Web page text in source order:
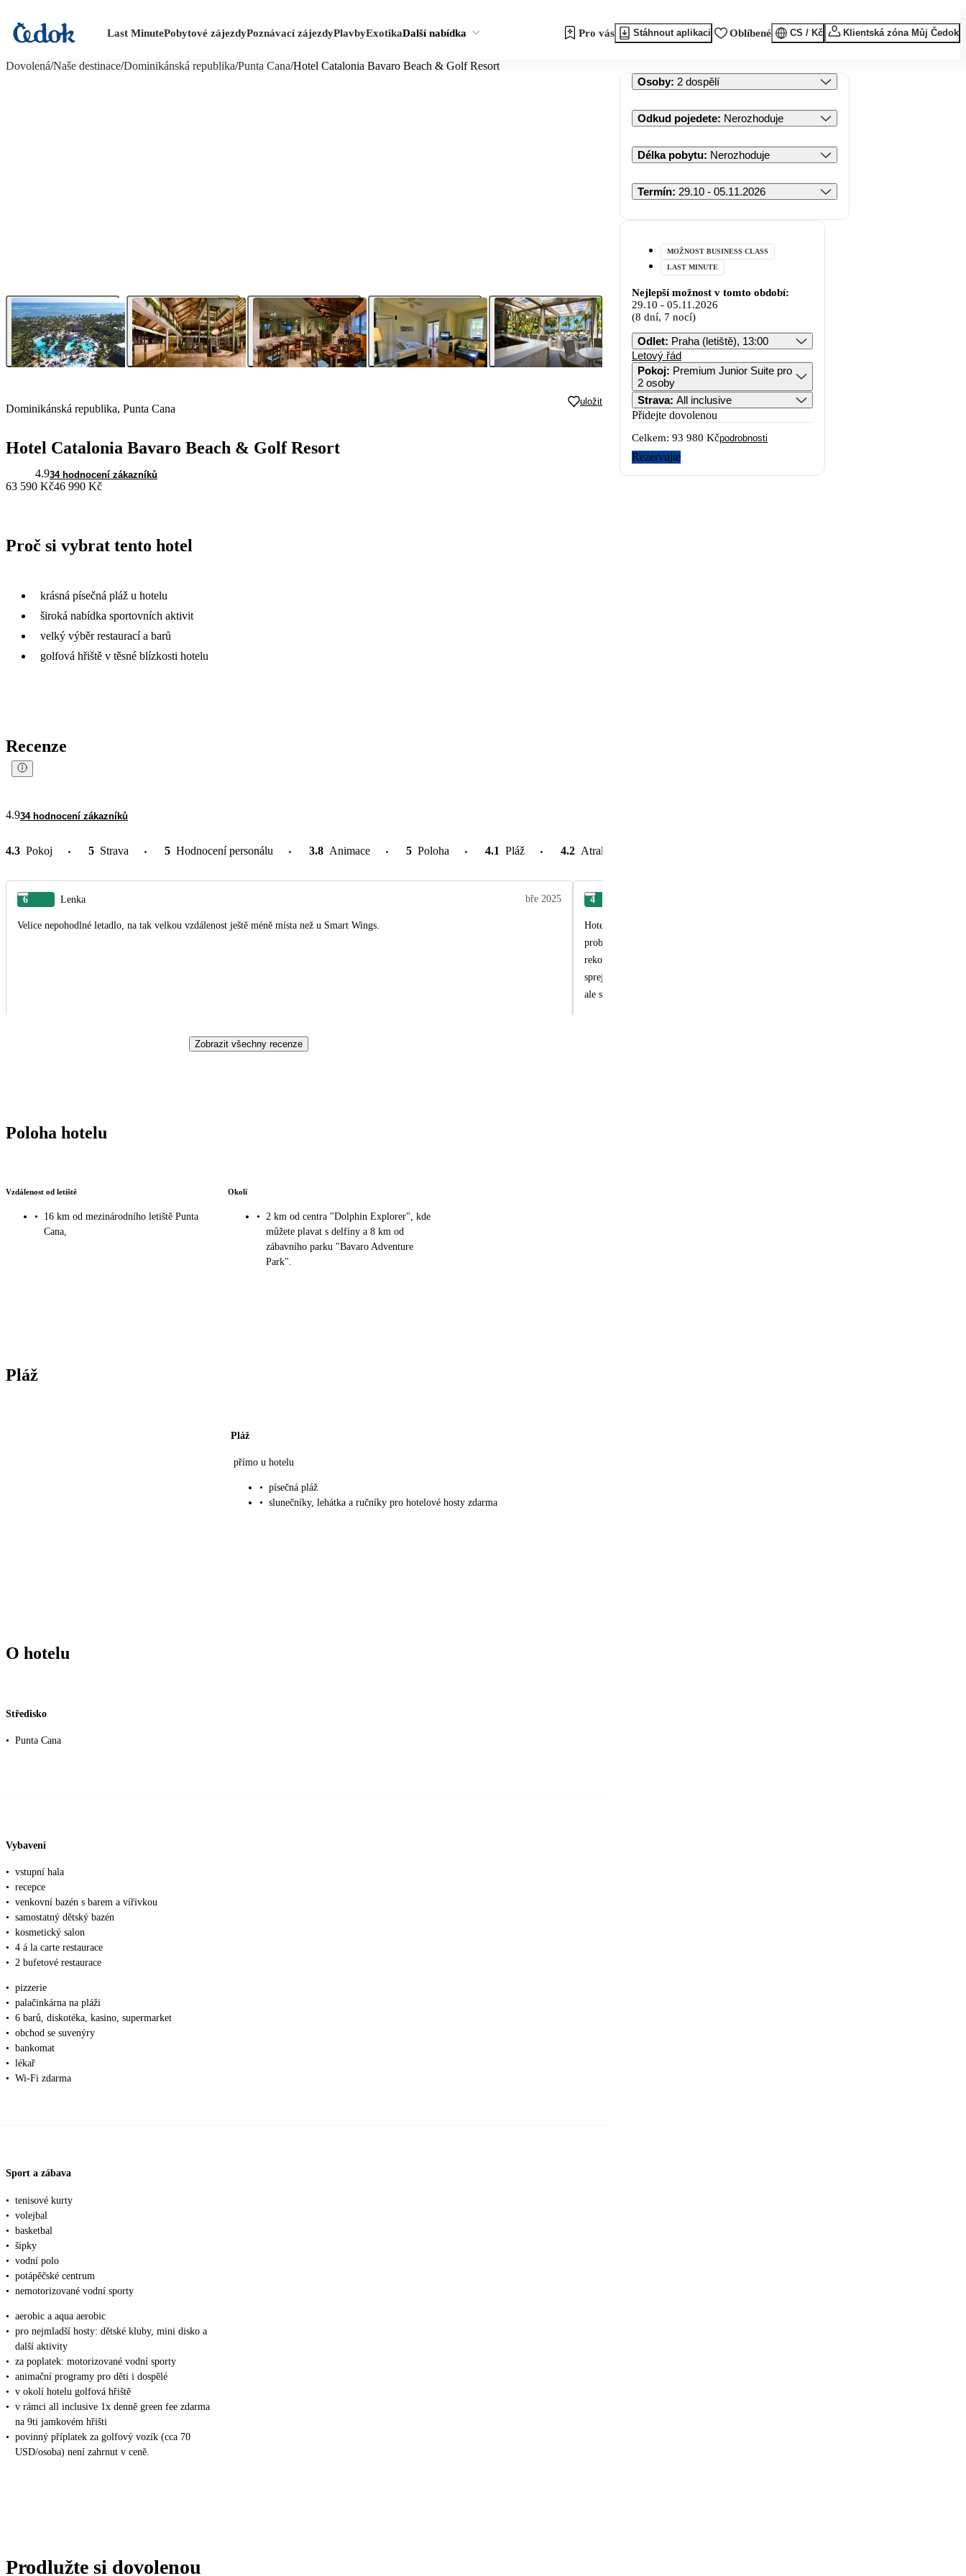
Last MinutePobytové zájezdyPoznávací zájezdyPlavbyExotikaDalší nabídka Pro vás Stáhnout aplikaci Oblíbené CS / Kč Klientská zóna Můj Čedok
Dovolená/Naše destinace/Dominikánská republika/Punta Cana/Hotel Catalonia Bavaro Beach & Golf Resort
Dominikánská republika, Punta Cana
uložit
Hotel Catalonia Bavaro Beach & Golf Resort
4.934 hodnocení zákazníků
63 590 Kč46 990 Kč
Proč si vybrat tento hotel
krásná písečná pláž u hotelu
široká nabídka sportovních aktivit
velký výběr restaurací a barů
golfová hřiště v těsné blízkosti hotelu
Recenze
4.934 hodnocení zákazníků
4.3 Pokoj 5 Strava 5 Hodnocení personálu 3.8 Animace 5 Poloha 4.1 Pláž 4.2 Atrakce v okolí
6 Lenka bře 2025
Velice nepohodlné letadlo, na tak velkou vzdálenost ještě méně místa než u Smart Wings.
4
Hotel má nejlepší léta za sebou. Z evropského hlediska hodnotím na lepší 3 hvězdičkový
problémů. Což v této destinaci není obvyklé. Museli jsme řešit přestěhování do jiného pokoje-puvodní pokoj skutečně nebyl po
rekonstrukci. Dále nefunkční trezor a neustále komáři v pokoji. Chybějící fén a deku. Dostali jsme sprej a každý den stříkali. Bez
spreje nebylo možné existovat, ale další přestěhování už jsme nechtěli řešit. Zahrada a pláž v pořádku,
ale s tím jsme počítali. Celkově hodnotím na 70%. Cena hotelu neodpovídá kvalitě. Mám
Zobrazit všechny recenze
Poloha hotelu
Vzdálenost od letiště
•
16 km od mezinárodního letiště Punta
Cana,
Okolí
• 2 km od centra "Dolphin Explorer", kde
můžete plavat s delfíny a 8 km od
zábavního parku "Bavaro Adventure
Park".
Pláž
Pláž
přímo u hotelu
• písečná pláž
• slunečníky, lehátka a ručníky pro hotelové hosty zdarma
O hotelu
Středisko
• Punta Cana
Vybavení
• vstupní hala
• recepce
• venkovní bazén s barem a vířivkou
• samostatný dětský bazén
• kosmetický salon
• 4 á la carte restaurace
• 2 bufetové restaurace
• pizzerie
• palačinkárna na pláži
• 6 barů, diskotéka, kasino, supermarket
• obchod se suvenýry
• bankomat
• lékař
• Wi-Fi zdarma
Sport a zábava
• tenisové kurty
• volejbal
• basketbal
• šipky
• vodní polo
• potápěčské centrum
• nemotorizované vodní sporty
• aerobic a aqua aerobic
• pro nejmladší hosty: dětské kluby, mini disko a
další aktivity
• za poplatek: motorizované vodní sporty
• animační programy pro děti i dospělé
• v okolí hotelu golfová hřiště
• v rámci all inclusive 1x denně green fee zdarma
na 9ti jamkovém hřišti
• povinný příplatek za golfový vozík (cca 70
USD/osoba) není zahrnut v ceně.
Prodlužte si dovolenou
Osoby: 2 dospělí
Odkud pojedete: Nerozhoduje
Délka pobytu: Nerozhoduje
Termín: 29.10 - 05.11.2026
MOŽNOST BUSINESS CLASS
LAST MINUTE
Nejlepší možnost v tomto období:
29.10 - 05.11.2026
(8 dní, 7 nocí)
Odlet: Praha (letiště), 13:00
Letový řád
Pokoj: Premium Junior Suite pro
2 osoby
Strava: All inclusive
Přidejte dovolenou
Celkem: 93 980 Kčpodrobnosti
Rezervujte